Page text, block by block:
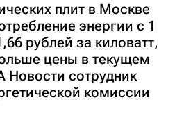
плит в Москве
энергии с 1
рублей за киловатт,
цены в текущем
сотрудник
комиссии